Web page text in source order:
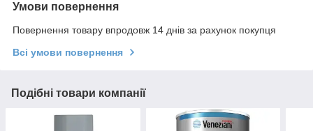
Умови повернення
Повернення товару впродовж 14 днів за рахунок покупця
Всі умови повернення
Подібні товари компанії